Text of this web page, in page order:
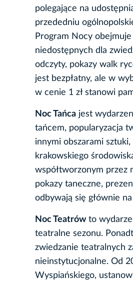
polegające na
przededniu
Program Nocy
niedostępnych dla
odczyty, pokazy walk
jest bezpłatny, ale w
w cenie 1 zł stanowi
Noc Tańca jest
tańcem, popularyzacja
innymi obszarami
krakowskiego
współtworzonym przez
pokazy taneczne,
odbywają się głównie
Noc Teatrów to
teatralne sezonu.
zwiedzanie teatralnych
nieinstytucjonalne. Od
Wyspiańskiego,